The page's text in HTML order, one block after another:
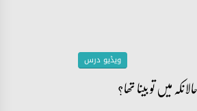
ویڈیو درس